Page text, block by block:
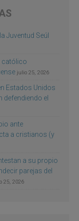
Juventud Seúl
católico
julio 25, 2026
Estados Unidos
defendiendo el
ante
a cristianos (y
a su propio
parejas del
25, 2026